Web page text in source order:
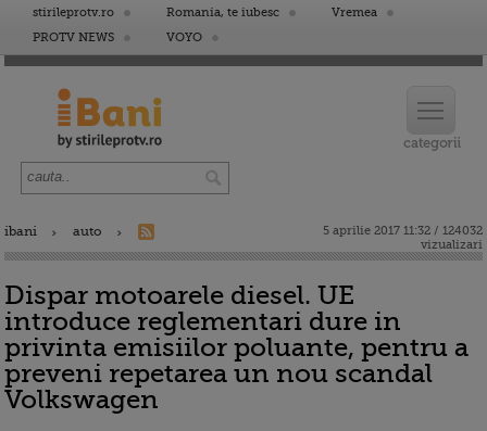
stirileprotv.ro Romania, te iubesc
Vremea
PROTV NEWS
VOYO
ibani auto
5 aprilie 2017 11:32 / 124032
vizualizari
Dispar motoarele diesel. UE
introduce reglementari dure in
privinta emisiilor poluante, pentru a
preveni repetarea un nou scandal
Volkswagen